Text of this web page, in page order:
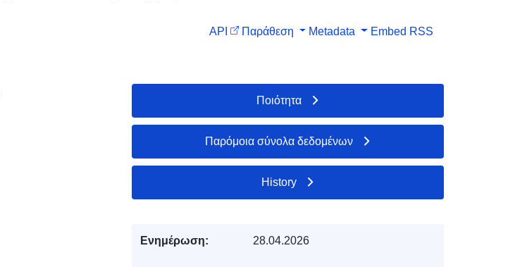
API Παράθεση Metadata Embed RSS
Ποιότητα
Παρόμοια σύνολα δεδομένων
History
Ενημέρωση: 28.04.2026